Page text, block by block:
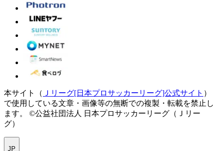
本サイト（ Ｊリーグ[日本プロサッカーリーグ]公式サイト ）
で使用している文章・画像等の無断での複製・転載を禁止し
ます。
©公益社団法人 日本プロサッカーリーグ（Ｊリー
グ）
JP